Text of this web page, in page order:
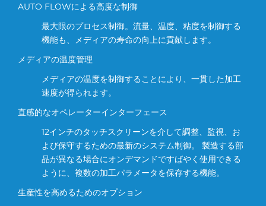
AUTO FLOWによる高度な制御
最大限のプロセス制御。流量、温度、粘度を制御する
機能も、メディアの寿命の向上に貢献します。
メディアの温度管理
メディアの温度を制御することにより、一貫した加工
速度が得られます。
直感的なオペレーターインターフェース
12インチのタッチスクリーンを介して調整、監視、お
よび保守するための最新のシステム制御。 製造する部
品が異なる場合にオンデマンドですばやく使用できる
ように、複数の加工パラメータを保存する機能。
生産性を高めるためのオプション